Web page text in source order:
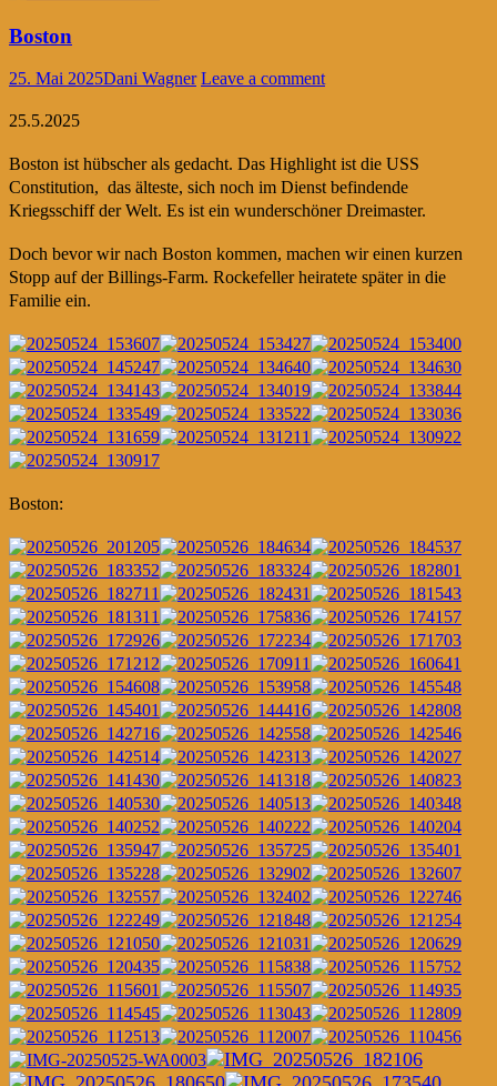
Boston
25. Mai 2025Dani Wagner Leave a comment
25.5.2025
Boston ist hübscher als gedacht. Das Highlight ist die USS
Constitution, das älteste, sich noch im Dienst befindende
Kriegsschiff der Welt. Es ist ein wunderschöner Dreimaster.
Doch bevor wir nach Boston kommen, machen wir einen kurzen
Stopp auf der Billings-Farm. Rockefeller heiratete später in die
Familie ein.
Boston: